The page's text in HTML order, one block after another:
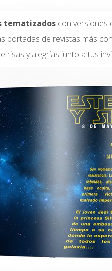
tematizados con versiones
portadas de revistas más
risas y alegrías junto a tus